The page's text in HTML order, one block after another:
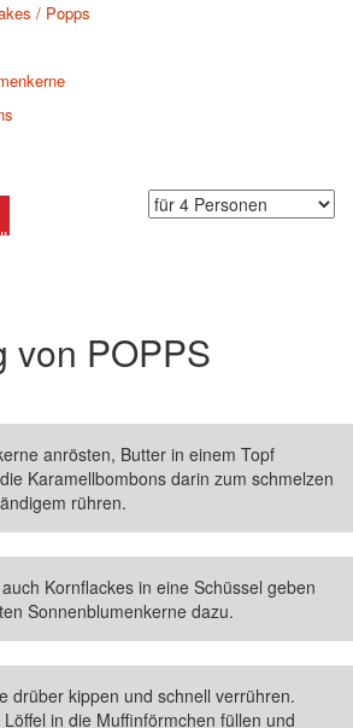
/ Popps
Muffin-Rezepte ansehen
von POPPS
anrösten, Butter in einem Topf
Karamellbombons darin zum schmelzen
rühren.
Kornflackes in eine Schüssel geben
Sonnenblumenkerne dazu.
drüber kippen und schnell verrühren.
in die Muffinförmchen füllen und